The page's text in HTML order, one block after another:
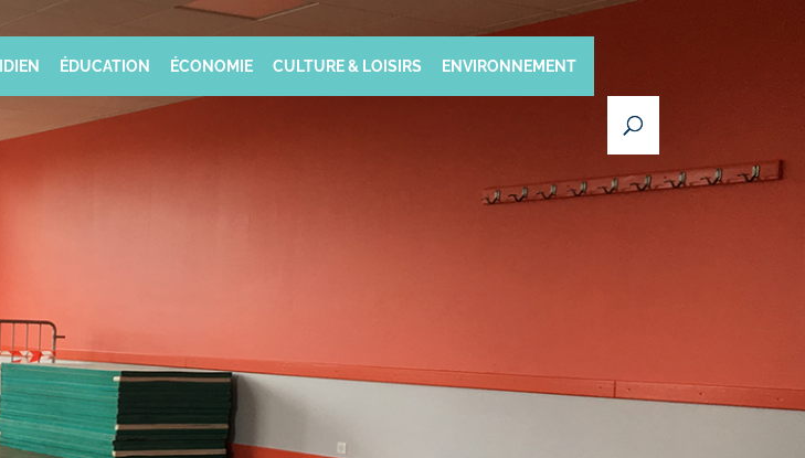
ÉDUCATION ÉCONOMIE CULTURE & LOISIRS ENVIRONNEMENT